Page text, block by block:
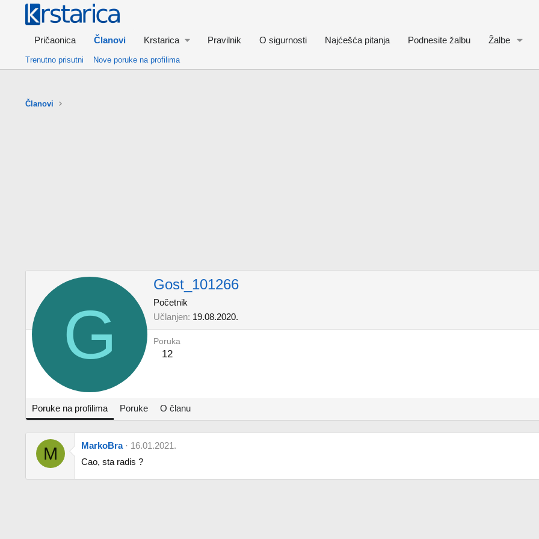
Pričaonica Članovi Krstarica Pravilnik O sigurnosti Najćešća pitanja Podnesite žalbu Žalbe
Trenutno prisutni Nove poruke na profilima
Članovi
G
Gost_101266
Početnik
Učlanjen 19.08.2020.
Poruka
12
Poruke na profilima Poruke O članu
M MarkoBra
16.01.2021.
Cao, sta radis ?